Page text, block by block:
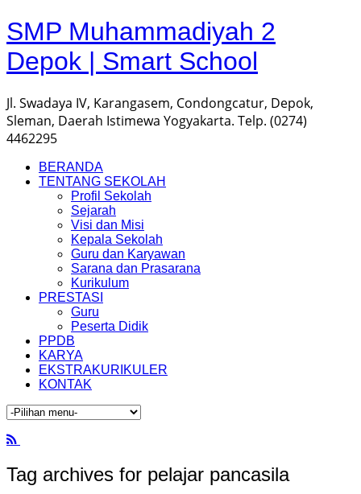
SMP Muhammadiyah 2
Depok | Smart School
Jl. Swadaya IV, Karangasem, Condongcatur, Depok,
Sleman, Daerah Istimewa Yogyakarta. Telp. (0274)
4462295
BERANDA
TENTANG SEKOLAH
Profil Sekolah
Sejarah
Visi dan Misi
Kepala Sekolah
Guru dan Karyawan
Sarana dan Prasarana
Kurikulum
PRESTASI
Guru
Peserta Didik
PPDB
KARYA
EKSTRAKURIKULER
KONTAK
Tag archives for pelajar pancasila